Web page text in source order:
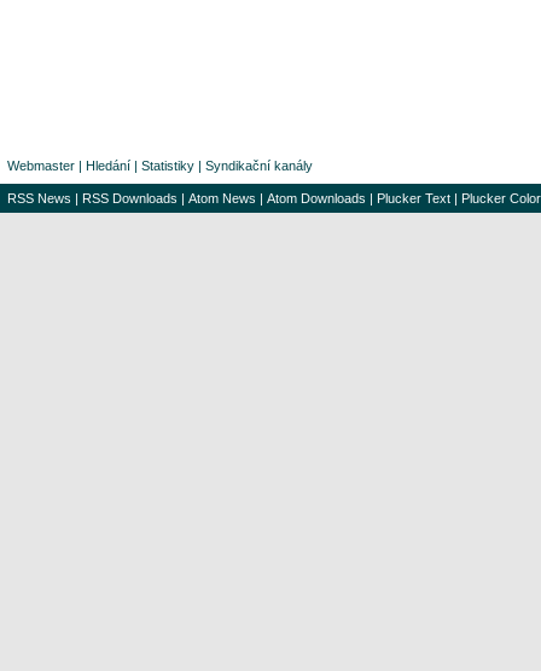
Webmaster | Hledání | Statistiky | Syndikační kanály
RSS News | RSS Downloads | Atom News | Atom Downloads | Plucker Text | Plucker Color